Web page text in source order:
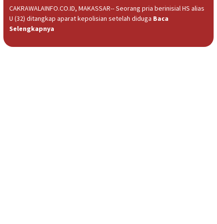
CAKRAWALAINFO.CO.ID, MAKASSAR-- Seorang pria berinisial HS alias
U (32) ditangkap aparat kepolisian setelah diduga Baca
Selengkapnya